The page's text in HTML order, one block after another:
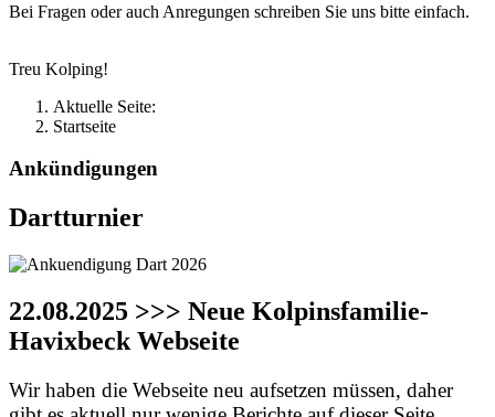
Bei Fragen oder auch Anregungen schreiben Sie uns bitte einfach.
Treu Kolping!
Aktuelle Seite:
Startseite
Ankündigungen
Dartturnier
22.08.2025 >>> Neue Kolpinsfamilie-
Havixbeck Webseite
Wir haben die Webseite neu aufsetzen müssen, daher